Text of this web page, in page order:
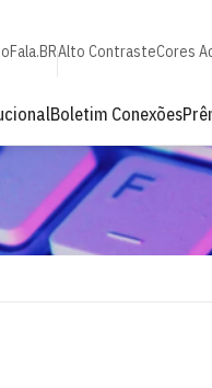
Fala.BRAlto ContrasteCores
Boletim Conexões